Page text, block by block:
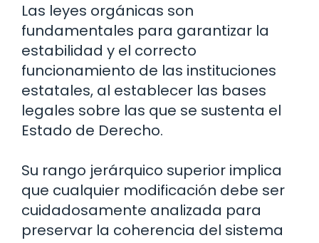
Las leyes orgánicas son
fundamentales para garantizar la
estabilidad y el correcto
funcionamiento de las instituciones
estatales, al establecer las bases
legales sobre las que se sustenta el
Estado de Derecho.
Su rango jerárquico superior implica
que cualquier modificación debe ser
cuidadosamente analizada para
preservar la coherencia del sistema